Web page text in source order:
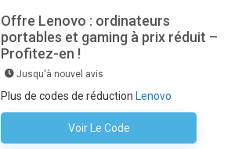
Offre Lenovo : ordinateurs
portables et gaming à prix réduit –
Profitez-en !
Jusqu'à nouvel avis
Plus de codes de réduction Lenovo
Voir Le Code
Aucun Code N'est Nécessaire